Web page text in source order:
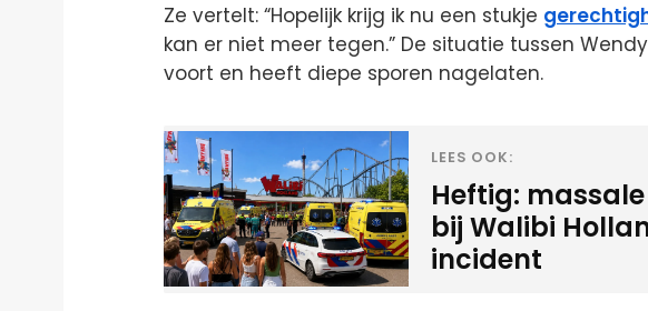
Ze vertelt: “Hopelijk krijg ik nu een stukje
kan er niet meer tegen.” De situatie tussen
voort en heeft diepe sporen nagelaten.
LEES OOK:
Heftig:
bij Walibi
incident